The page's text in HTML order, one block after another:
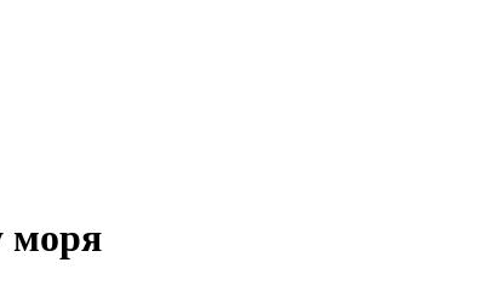
моря